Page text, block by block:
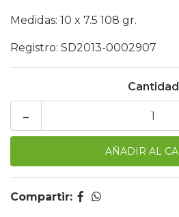
Medidas: 10 x 7.5 108 gr.
Registro: SD2013-0002907
Cantidad
-
Compartir: